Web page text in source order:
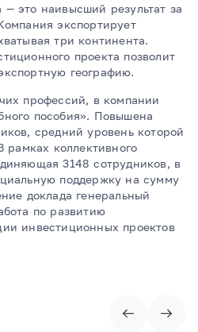
это наивысший результат за
экспортирует
три континента.
проекта позволит
географию.
профессий, в компании
пособия». Повышена
средний уровень которой
рамках коллективного
3148 сотрудников, в
поддержку на сумму
доклада генеральный
по развитию
инвестиционных проектов